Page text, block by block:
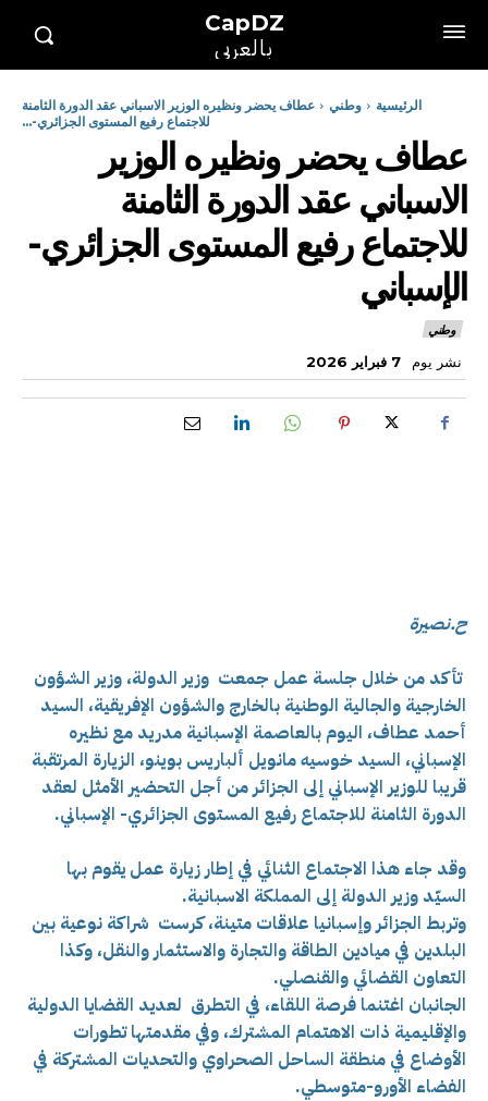
CapDZ
بالعربي
الرئيسية وطني
عطاف يحضر ونظيره الوزير الاسباني عقد الدورة الثامنة
للاجتماع رفيع المستوى الجزائري-...
عطاف يحضر ونظيره الوزير
الاسباني عقد الدورة الثامنة
للاجتماع رفيع المستوى الجزائري-
الإسباني
وطني
نشر يوم 7 فبراير 2026
ح.نصيرة
تأكد من خلال جلسة عمل جمعت وزير الدولة، وزير الشؤون
الخارجية والجالية الوطنية بالخارج والشؤون الإفريقية، السيد
أحمد عطاف، اليوم بالعاصمة الإسبانية مدريد مع نظيره
الإسباني، السيد خوسيه مانويل ألباريس بوينو، الزيارة المرتقبة
قريبا للوزير الإسباني إلى الجزائر من أجل التحضير الأمثل لعقد
الدورة الثامنة للاجتماع رفيع المستوى الجزائري- الإسباني.
وقد جاء هذا الاجتماع الثنائي في إطار زيارة عمل يقوم بها
السيّد وزير الدولة إلى المملكة الاسبانية.
وتربط الجزائر وإسبانيا علاقات متينة، كرست شراكة نوعية بين
البلدين في ميادين الطاقة والتجارة والاستثمار والنقل، وكذا
التعاون القضائي والقنصلي.
الجانبان اغتنما فرصة اللقاء، في التطرق لعديد القضايا الدولية
والإقليمية ذات الاهتمام المشترك، وفي مقدمتها تطورات
الأوضاع في منطقة الساحل الصحراوي والتحديات المشتركة في
الفضاء الأورو-متوسطي.